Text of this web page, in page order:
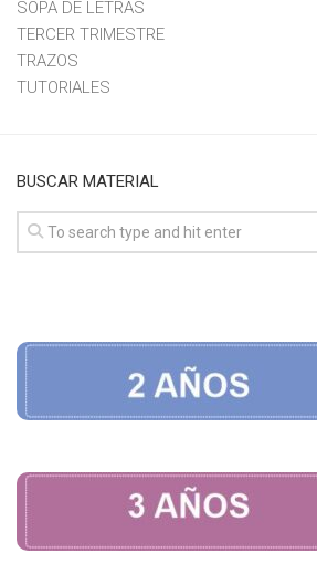
SOPA DE LETRAS
TERCER TRIMESTRE
TRAZOS
TUTORIALES
BUSCAR MATERIAL